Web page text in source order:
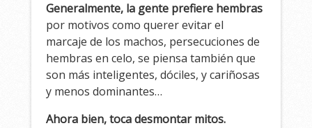
Generalmente, la gente prefiere hembras
por motivos como querer evitar el
marcaje de los machos, persecuciones de
hembras en celo, se piensa también que
son más inteligentes, dóciles, y cariñosas
y menos dominantes…
Ahora bien, toca desmontar mitos.